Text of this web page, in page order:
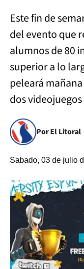
Este fin de
del evento que
alumnos de 80
superior a lo
peleará
dos
Por El Litoral
Sabado, 03 de julio